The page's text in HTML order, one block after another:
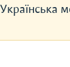
Українська